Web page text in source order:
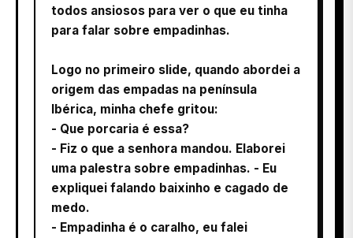
todos ansiosos para ver o que eu tinha
para falar sobre empadinhas.
Logo no primeiro slide, quando abordei a
origem das empadas na península
Ibérica, minha chefe gritou:
- Que porcaria é essa?
- Fiz o que a senhora mandou. Elaborei
uma palestra sobre empadinhas. - Eu
expliquei falando baixinho e cagado de
medo.
- Empadinha é o caralho, eu falei